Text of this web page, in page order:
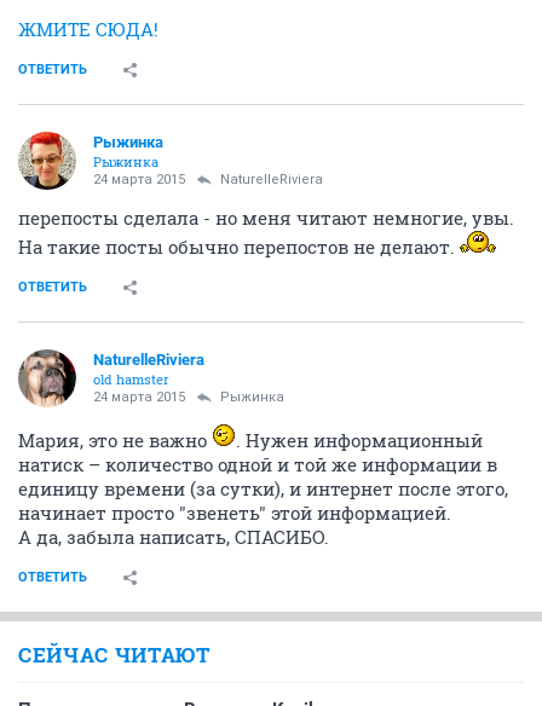
ЖМИТЕ СЮДА!
ОТВЕТИТЬ
Рыжинка
Рыжинка
24 марта 2015 NaturelleRiviera
перепосты сделала - но меня читают немногие, увы.
На такие посты обычно перепостов не делают.
ОТВЕТИТЬ
NaturelleRiviera
old hamster
24 марта 2015 Рыжинка
Мария, это не важно
. Нужен информационный
натиск – количество одной и той же информации в
единицу времени (за сутки), и интернет после этого,
начинает просто "звенеть" этой информацией.
А да, забыла написать, СПАСИБО.
ОТВЕТИТЬ
СЕЙЧАС ЧИТАЮТ